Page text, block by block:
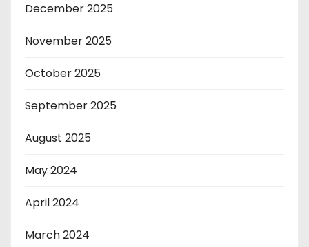
December 2025
November 2025
October 2025
September 2025
August 2025
May 2024
April 2024
March 2024